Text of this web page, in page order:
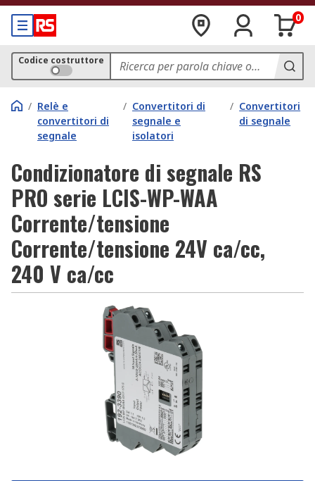
0
Codice costruttore
/ Relè e
convertitori di
segnale
/ Convertitori di
segnale e
isolatori
/ Convertitori
di segnale
Condizionatore di segnale RS
PRO serie LCIS-WP-WAA
Corrente/tensione
Corrente/tensione 24V ca/cc,
240 V ca/cc